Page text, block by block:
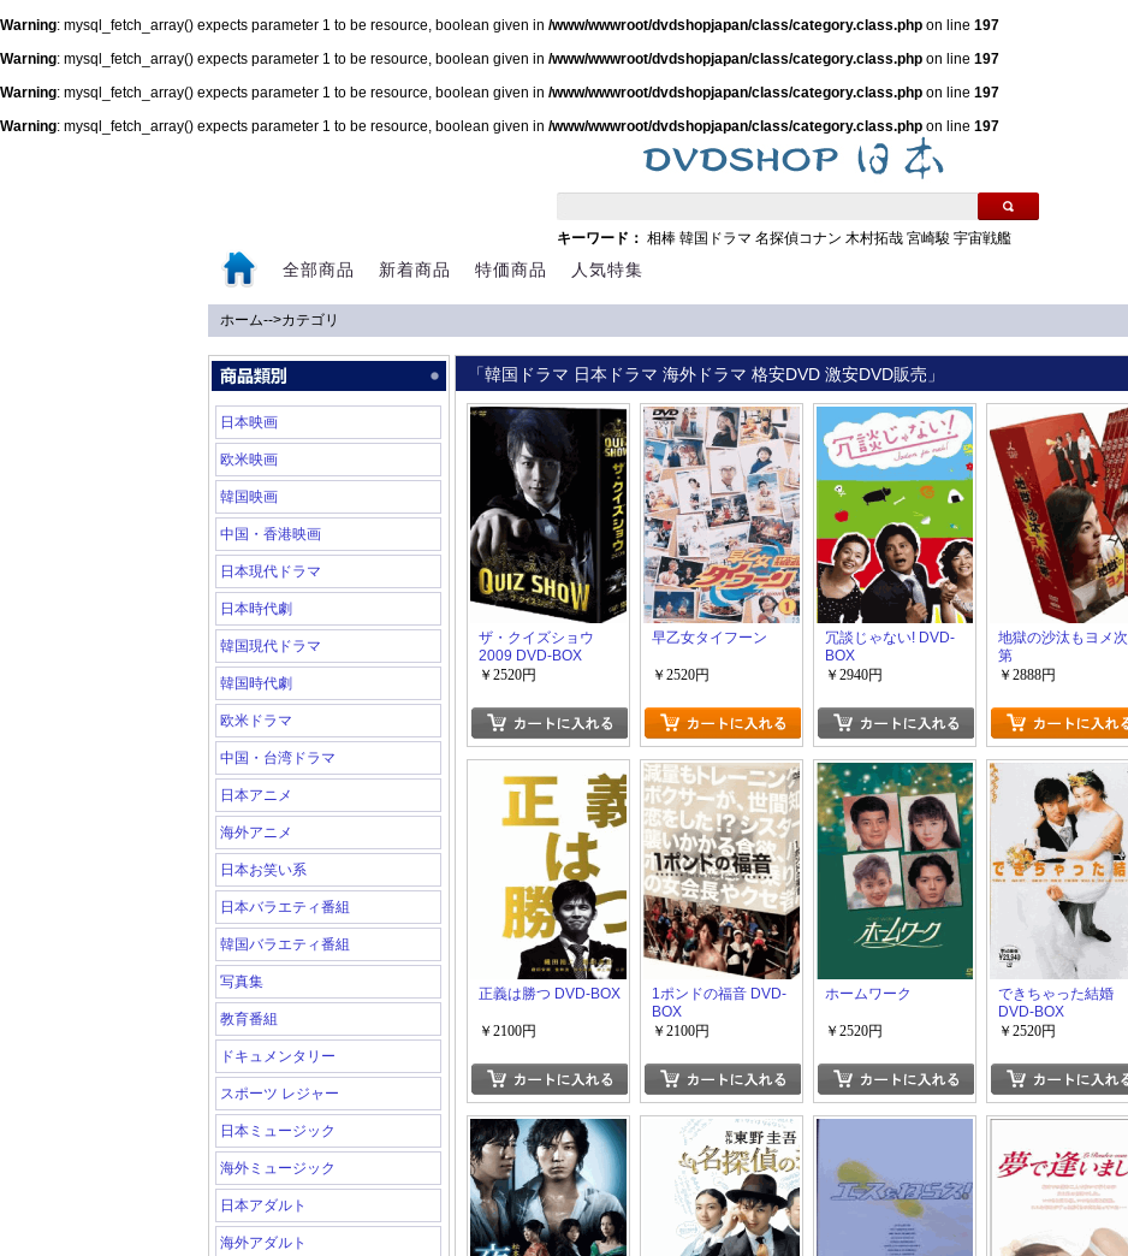
Warning: mysql_fetch_array() expects parameter 1 to be resource, boolean given in /www/wwwroot/dvdshopjapan/class/category.class.php on line 197
Warning: mysql_fetch_array() expects parameter 1 to be resource, boolean given in /www/wwwroot/dvdshopjapan/class/category.class.php on line 197
Warning: mysql_fetch_array() expects parameter 1 to be resource, boolean given in /www/wwwroot/dvdshopjapan/class/category.class.php on line 197
Warning: mysql_fetch_array() expects parameter 1 to be resource, boolean given in /www/wwwroot/dvdshopjapan/class/category.class.php on line 197
キーワード： 相棒 韓国ドラマ 名探偵コナン 木村拓哉 宮崎駿 宇宙戦艦
全部商品 新着商品 特価商品 人気特集
ホーム-->カテゴリ
日本映画
欧米映画
韓国映画
中国・香港映画
日本現代ドラマ
日本時代劇
韓国現代ドラマ
韓国時代劇
欧米ドラマ
中国・台湾ドラマ
日本アニメ
海外アニメ
日本お笑い系
日本バラエティ番組
韓国バラエティ番組
写真集
教育番組
ドキュメンタリー
スポーツ レジャー
日本ミュージック
海外ミュージック
日本アダルト
海外アダルト
「韓国ドラマ 日本ドラマ 海外ドラマ 格安DVD 激安DVD販売」
ザ・クイズショウ
2009 DVD-BOX
￥2520円
早乙女タイフーン
￥2520円
冗談じゃない! DVD-
BOX
￥2940円
地獄の沙汰もヨメ次
第
￥2888円
正義は勝つ DVD-BOX
￥2100円
1ポンドの福音 DVD-
BOX
￥2100円
ホームワーク
￥2520円
できちゃった結婚
DVD-BOX
￥2520円